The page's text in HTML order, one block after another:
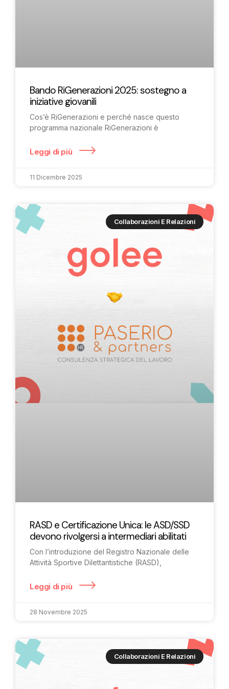
Bando RiGenerazioni 2025: sostegno a
iniziative giovanili
Cos’è RiGenerazioni e perché nasce questo
programma nazionale RiGenerazioni è
Leggi di più
11 Dicembre 2025
Collaborazioni E Relazioni
RASD e Certificazione Unica: le ASD/SSD
devono rivolgersi a intermediari abilitati
Con l’introduzione del Registro Nazionale delle
Attività Sportive Dilettantistiche (RASD),
Leggi di più
28 Novembre 2025
Collaborazioni E Relazioni